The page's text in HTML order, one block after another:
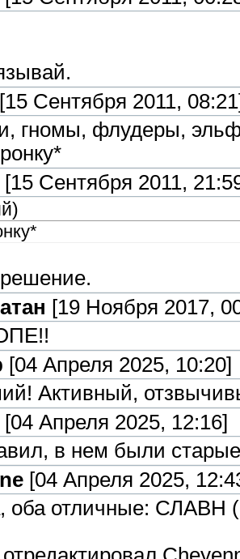
[15 Сентября 2011,
гномы, флудеры,
[15 Сентября 2011,
)
[19 Ноября 2017,
[04 Апреля 2025, 10:20]
Активный,
[04 Апреля 2025, 12:16]
в нем были
[04 Апреля 2025,
оба отличные: СЛАВН